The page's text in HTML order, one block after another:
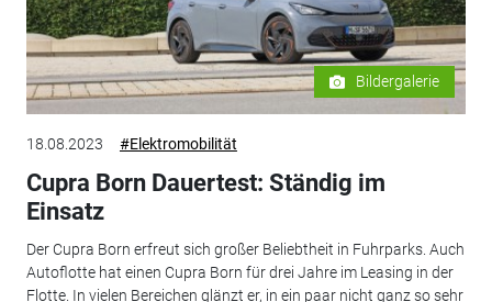
Bildergalerie
18.08.2023 #Elektromobilität
Cupra Born Dauertest: Ständig im
Einsatz
Der Cupra Born erfreut sich großer Beliebtheit in Fuhrparks. Auch
Autoflotte hat einen Cupra Born für drei Jahre im Leasing in der
Flotte. In vielen Bereichen glänzt er, in ein paar nicht ganz so sehr